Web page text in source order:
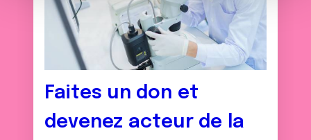
partageons également des informations sur l'utilisation de
notre site avec nos partenaires de médias sociaux, de
publicité et d'analyse, qui peuvent combiner celles-ci
avec d'autres informations que vous leur avez fournies
services.Faites un don et
devenez acteur de la